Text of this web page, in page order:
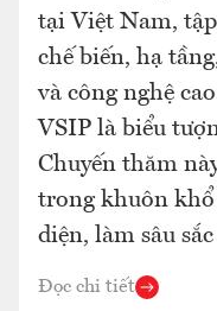
tại Việt Nam,
chế biến, hạ
và công nghệ
VSIP là biểu
Chuyến thăm
trong khuôn
diện, làm sâu
Đọc chi tiết